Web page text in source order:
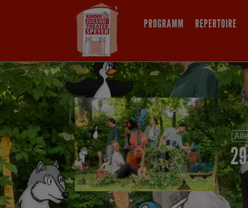
PROGRAMM REPERTOIRE
Alle